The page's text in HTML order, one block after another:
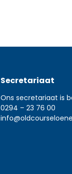
Secretariaat
Ons secretariaat is
0294 – 23 76 00